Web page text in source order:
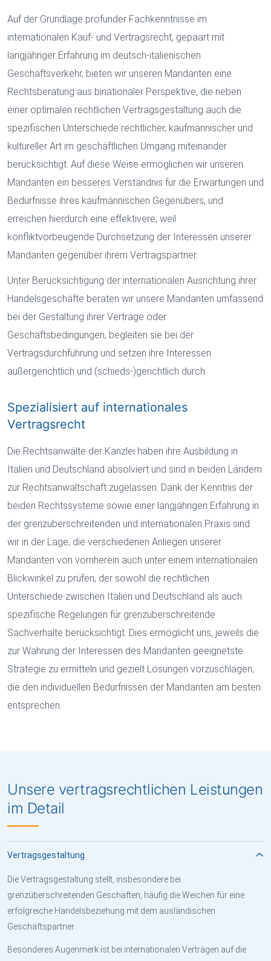
Auf der Grundlage profunder Fachkenntnisse im
internationalen Kauf- und Vertragsrecht, gepaart mit
langjähriger Erfahrung im deutsch-italienischen
Geschäftsverkehr, bieten wir unseren Mandanten eine
Rechtsberatung aus binationaler Perspektive, die neben
einer optimalen rechtlichen Vertragsgestaltung auch die
spezifischen Unterschiede rechtlicher, kaufmännischer und
kultureller Art im geschäftlichen Umgang miteinander
berücksichtigt. Auf diese Weise ermöglichen wir unseren
Mandanten ein besseres Verständnis für die Erwartungen und
Bedürfnisse ihres kaufmännischen Gegenübers, und
erreichen hierdurch eine effektivere, weil
konfliktvorbeugende Durchsetzung der Interessen unserer
Mandanten gegenüber ihrem Vertragspartner.
Unter Berücksichtigung der internationalen Ausrichtung ihrer
Handelsgeschäfte beraten wir unsere Mandanten umfassend
bei der Gestaltung ihrer Verträge oder
Geschäftsbedingungen, begleiten sie bei der
Vertragsdurchführung und setzen ihre Interessen
außergerichtlich und (schieds-)gerichtlich durch.
Spezialisiert auf internationales
Vertragsrecht
Die Rechtsanwälte der Kanzlei haben ihre Ausbildung in
Italien und Deutschland absolviert und sind in beiden Ländern
zur Rechtsanwaltschaft zugelassen. Dank der Kenntnis der
beiden Rechtssysteme sowie einer langjährigen Erfahrung in
der grenzüberschreitenden und internationalen Praxis sind
wir in der Lage, die verschiedenen Anliegen unserer
Mandanten von vornherein auch unter einem internationalen
Blickwinkel zu prüfen, der sowohl die rechtlichen
Unterschiede zwischen Italien und Deutschland als auch
spezifische Regelungen für grenzüberschreitende
Sachverhalte berücksichtigt. Dies ermöglicht uns, jeweils die
zur Wahrung der Interessen des Mandanten geeignetste
Strategie zu ermitteln und gezielt Lösungen vorzuschlagen,
die den individuellen Bedürfnissen der Mandanten am besten
entsprechen.
Unsere vertragsrechtlichen Leistungen
im Detail
Vertragsgestaltung
Die Vertragsgestaltung stellt, insbesondere bei
grenzüberschreitenden Geschäften, häufig die Weichen für eine
erfolgreiche Handelsbeziehung mit dem ausländischen
Geschäftspartner.
Besonderes Augenmerk ist bei internationalen Verträgen auf die